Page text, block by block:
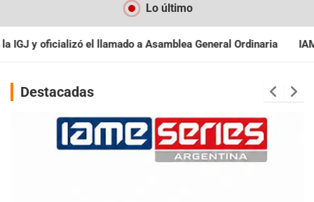
Lo último
General Ordinaria IAME SERIES ARGENTINA: Baradero
Destacadas